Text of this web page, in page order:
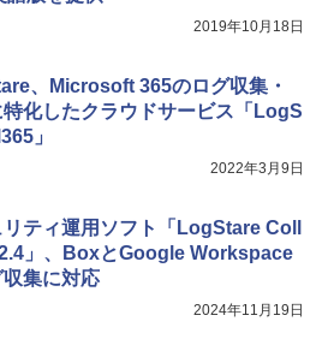
2019年10月18日
、Microsoft 365のログ収集・
化したクラウドサービス「LogS
」
2022年3月9日
リティ運用ソフト「LogStare Coll
」、BoxとGoogle Workspace
集に対応
2024年11月19日